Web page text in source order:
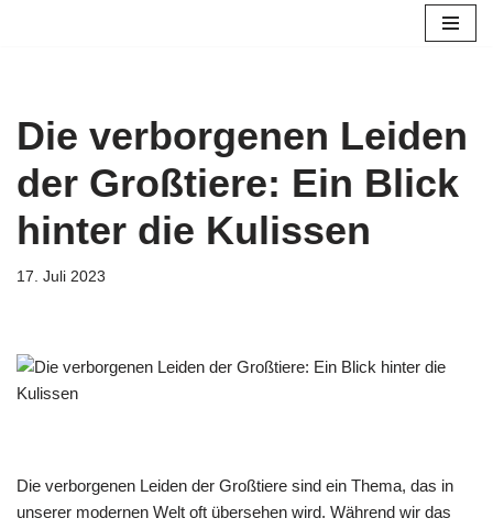
Die verborgenen Leiden
der Großtiere: Ein Blick
hinter die Kulissen
17. Juli 2023
Die verborgenen Leiden der Großtiere sind ein Thema, das in
unserer modernen Welt oft übersehen wird. Während wir das